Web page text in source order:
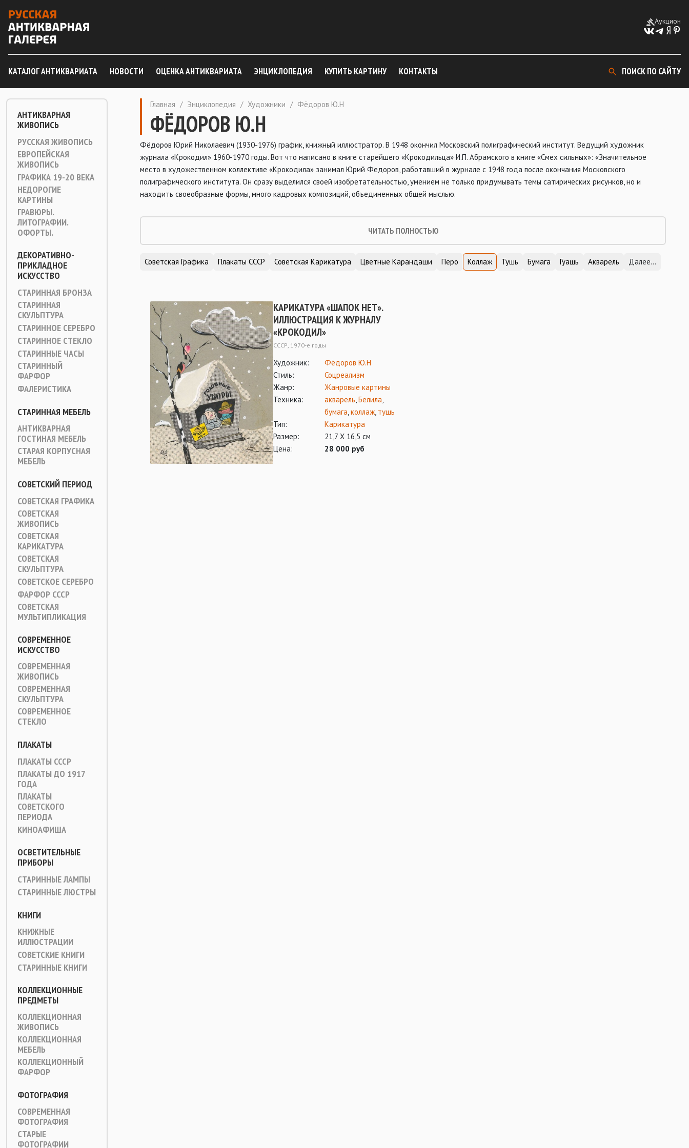
Аукцион
КАТАЛОГ АНТИКВАРИАТА НОВОСТИ ОЦЕНКА АНТИКВАРИАТА ЭНЦИКЛОПЕДИЯ КУПИТЬ КАРТИНУ КОНТАКТЫ ПОИСК ПО САЙТУ
АНТИКВАРНАЯ
ЖИВОПИСЬ
РУССКАЯ ЖИВОПИСЬ
ЕВРОПЕЙСКАЯ
ЖИВОПИСЬ
ГРАФИКА 19-20 ВЕКА
НЕДОРОГИЕ
КАРТИНЫ
ГРАВЮРЫ.
ЛИТОГРАФИИ.
ОФОРТЫ.
ДЕКОРАТИВНО-
ПРИКЛАДНОЕ
ИСКУССТВО
СТАРИННАЯ БРОНЗА
СТАРИННАЯ
СКУЛЬПТУРА
СТАРИННОЕ СЕРЕБРО
СТАРИННОЕ СТЕКЛО
СТАРИННЫЕ ЧАСЫ
СТАРИННЫЙ
ФАРФОР
ФАЛЕРИСТИКА
СТАРИННАЯ МЕБЕЛЬ
АНТИКВАРНАЯ
ГОСТИНАЯ МЕБЕЛЬ
СТАРАЯ КОРПУСНАЯ
МЕБЕЛЬ
СОВЕТСКИЙ ПЕРИОД
СОВЕТСКАЯ ГРАФИКА
СОВЕТСКАЯ
ЖИВОПИСЬ
СОВЕТСКАЯ
КАРИКАТУРА
СОВЕТСКАЯ
СКУЛЬПТУРА
СОВЕТСКОЕ СЕРЕБРО
ФАРФОР СССР
СОВЕТСКАЯ
МУЛЬТИПЛИКАЦИЯ
СОВРЕМЕННОЕ
ИСКУССТВО
СОВРЕМЕННАЯ
ЖИВОПИСЬ
СОВРЕМЕННАЯ
СКУЛЬПТУРА
СОВРЕМЕННОЕ
СТЕКЛО
ПЛАКАТЫ
ПЛАКАТЫ СССР
ПЛАКАТЫ ДО 1917
ГОДА
ПЛАКАТЫ
СОВЕТСКОГО
ПЕРИОДА
КИНОАФИША
ОСВЕТИТЕЛЬНЫЕ
ПРИБОРЫ
СТАРИННЫЕ ЛАМПЫ
СТАРИННЫЕ ЛЮСТРЫ
КНИГИ
КНИЖНЫЕ
ИЛЛЮСТРАЦИИ
СОВЕТСКИЕ КНИГИ
СТАРИННЫЕ КНИГИ
КОЛЛЕКЦИОННЫЕ
ПРЕДМЕТЫ
КОЛЛЕКЦИОННАЯ
ЖИВОПИСЬ
КОЛЛЕКЦИОННАЯ
МЕБЕЛЬ
КОЛЛЕКЦИОННЫЙ
ФАРФОР
ФОТОГРАФИЯ
СОВРЕМЕННАЯ
ФОТОГРАФИЯ
СТАРЫЕ
ФОТОГРАФИИ
Главная / Энциклопедия / Художники / Фёдоров Ю.Н
ФЁДОРОВ Ю.Н
Фёдоров Юрий Николаевич (1930-1976) график, книжный иллюстратор. В 1948 окончил Московский полиграфический институт. Ведущий художник
журнала «Крокодил» 1960-1970 годы. Вот что написано в книге старейшего «Крокодильца» И.П. Абрамского в книге «Смех сильных»: «Значительное
место в художественном коллективе «Крокодила» занимал Юрий Федоров, работавший в журнале с 1948 года после окончания Московского
полиграфического института. Он сразу выделился своей изобретательностью, умением не только придумывать темы сатирических рисунков, но и
находить своеобразные формы, много кадровых композиций, объединенных общей мыслью.
ЧИТАТЬ ПОЛНОСТЬЮ
Советская Графика Плакаты СССР Советская Карикатура Цветные Карандаши Перо Коллаж Тушь Бумага Гуашь Акварель Далее...
КАРИКАТУРА «ШАПОК НЕТ».
ИЛЛЮСТРАЦИЯ К ЖУРНАЛУ
«КРОКОДИЛ»
СССР, 1970-е годы
Художник:
Фёдоров Ю.Н
Стиль:
Соцреализм
Жанр:
Жанровые картины
Техника:
акварель,Белила,
бумага,коллаж, тушь
Тип:
Карикатура
Размер:
21,7 Х 16,5 см
Цена:
28 000 руб